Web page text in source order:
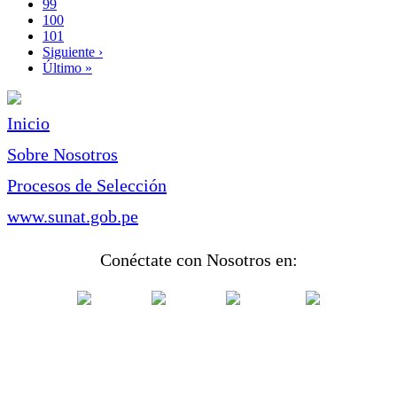
Page
99
Page
100
Page
101
Siguiente
página
Siguiente ›
Última
Último »
Inicio
Sobre Nosotros
Procesos de Selección
www.sunat.gob.pe
Conéctate con Nosotros en: